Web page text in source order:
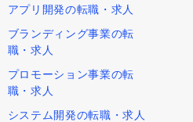
アプリ開発の転職・求人
ブランディング事業の転
職・求人
プロモーション事業の転
職・求人
システム開発の転職・求人